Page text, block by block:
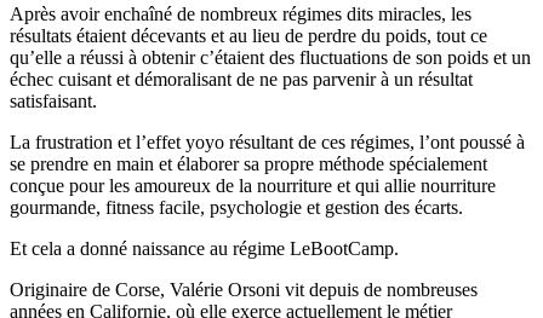
Après avoir enchaîné de nombreux régimes dits miracles, les
résultats étaient décevants et au lieu de perdre du poids, tout ce
qu’elle a réussi à obtenir c’étaient des fluctuations de son poids et un
échec cuisant et démoralisant de ne pas parvenir à un résultat
satisfaisant.
La frustration et l’effet yoyo résultant de ces régimes, l’ont poussé à
se prendre en main et élaborer sa propre méthode spécialement
conçue pour les amoureux de la nourriture et qui allie nourriture
gourmande, fitness facile, psychologie et gestion des écarts.
Et cela a donné naissance au régime LeBootCamp.
Originaire de Corse, Valérie Orsoni vit depuis de nombreuses
années en Californie, où elle exerce actuellement le métier